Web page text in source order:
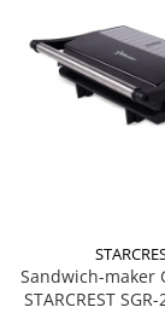
Sandwich-maker
STARCREST